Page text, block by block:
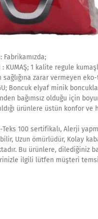
Fabrikamızda;
: KUMAŞ; 1 kalite regule
sağlığına zarar vermeyen
Boncuk elyaf minik
bağımsız olduğu için
ürünlere üstün konfor ve
100 sertifikalı, Alerji
Uzun ömürlüdür, Kolay
Bu ürünlere, dilediğiniz
ilgili lütfen müşteri